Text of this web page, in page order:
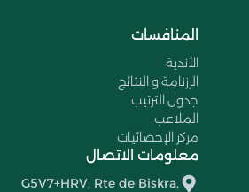
المنافسات
الأندية
الرزنامة و النتائج
جدول الترتيب
الملاعب
مركز الإحصائيات
معلومات الاتصال
G5V7+HRV, Rte de Biskra,